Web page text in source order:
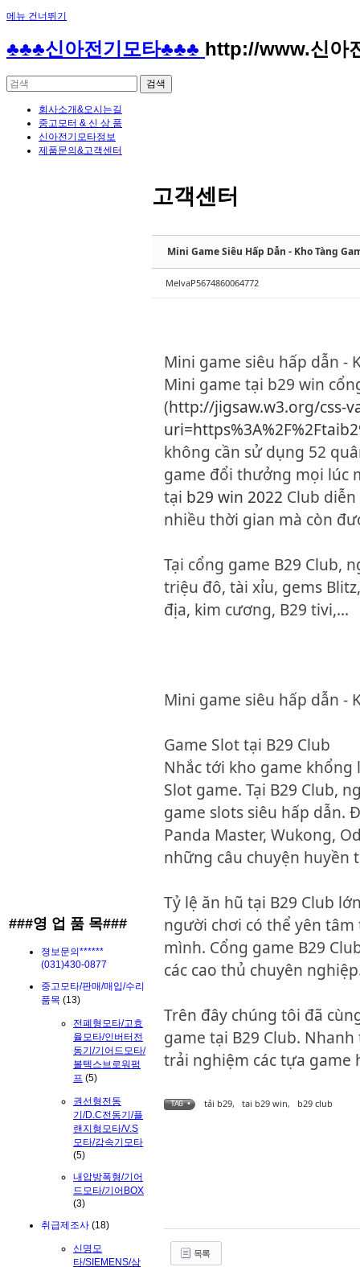
메뉴 건너뛰기
♣♣♣신아전기모타♣♣♣ http://www.신아
회사소개&오시는길
중고모터 & 신 상 품
신아전기모타정보
제품문의&고객센터
###영 업 품 목###
졍보문의******
(031)430-0877
중고모타/판매/매입/수리
품목 (13)
전폐형모타/고효
율모타/인버터전
동기/기어드모타/
볼텍스브로워펌
프 (5)
권선형전동
기/D.C전동기/플
랜지형모타/V.S
모타/감속기모타
(5)
내압방폭형/기어
드모타/기어BOX
(3)
취급제조사 (18)
신명모
타/SIEMENS/삼
고객센터
Mini Game Siêu Hấp Dẫn - Kho Tàng
MelvaP5674860064772
Mini game siêu hấp dẫn -
Mini game tại b29 win
(http://jigsaw.w3.org/css-
không cần sử dụng 52
game đổi thưởng mọi lúc
tại b29 win 2022 Club
nhiều thời gian mà còn
Tại cổng game B29 Club,
triệu đô, tài xỉu, gems
địa, kim cương, B29 tivi,...
Mini game siêu hấp dẫn -
Game Slot tại B29 Club
Nhắc tới kho game khổng
Slot game. Tại B29 Club,
game slots siêu hấp dẫn.
Panda Master, Wukong,
những câu chuyện huyền
Tỷ lệ ăn hũ tại B29 Club
người chơi có thể yên
mình. Cổng game B29
các cao thủ chuyên
Trên đây chúng tôi đã
game tại B29 Club.
trải nghiệm các tựa game
TAG • tải b29, tai b29 win, b29 club
목록
Sketchbook5, 스케치북5
Sketchbook5, 스케치북5
Sketchbook5, 스케치북5
Sketchbook5, 스케치북5